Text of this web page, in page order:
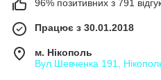
96% позитивних з 791
Працює з 30.01.2018
м. Нікополь
Вул Шевченка 191,